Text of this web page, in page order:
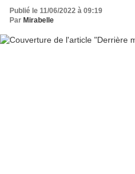
Publié le 11/06/2022 à 09:19
Par Mirabelle